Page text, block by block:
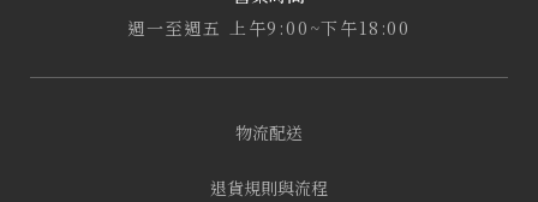
週一至週五 上午9:00~下午18:00
物流配送
退貨規則與流程